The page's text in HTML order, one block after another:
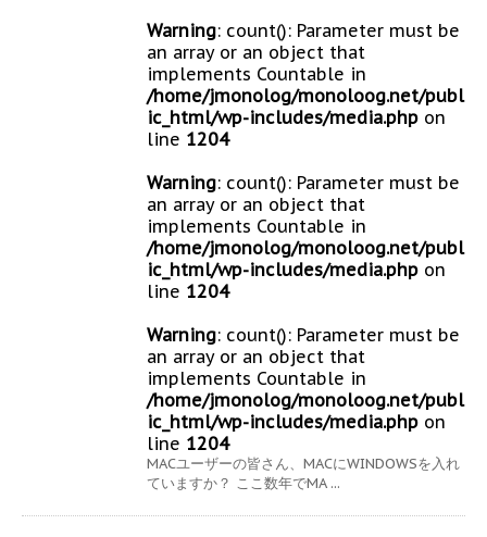
Warning: count(): Parameter must be
an array or an object that
implements Countable in
/home/jmonolog/monoloog.net/publ
ic_html/wp-includes/media.php on
line 1204
Warning: count(): Parameter must be
an array or an object that
implements Countable in
/home/jmonolog/monoloog.net/publ
ic_html/wp-includes/media.php on
line 1204
Warning: count(): Parameter must be
an array or an object that
implements Countable in
/home/jmonolog/monoloog.net/publ
ic_html/wp-includes/media.php on
line 1204
MACユーザーの皆さん、MACにWINDOWSを入れ
ていますか？ ここ数年でMA ...